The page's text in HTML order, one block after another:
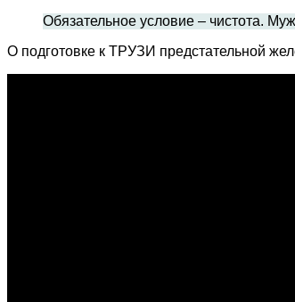
Обязательное условие – чистота.
О подготовке к ТРУЗИ предстательной